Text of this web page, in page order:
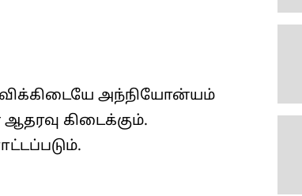
அந்நியோன்யம்
கிடைக்கும்.